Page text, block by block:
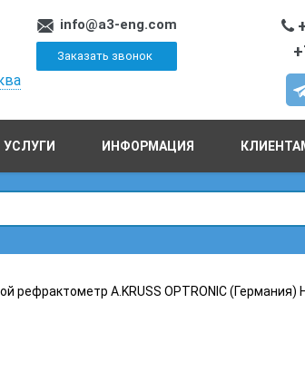
info@a3-eng.com
Заказать звонок
УСЛУГИ ИНФОРМАЦИЯ
рефрактометр A.KRUSS OPTRONIC (Германия)